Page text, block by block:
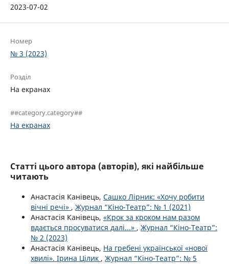
2023-07-02
Номер
№ 3 (2023)
Розділ
На екранах
##category.category##
На екранах
Статті цього автора (авторів), які найбільше
читають
Анастасія Канівець, Сашко Лірник: «Хочу робити
вічні речі» , Журнал “Кіно-Театр”: № 1 (2021)
Анастасія Канівець, «Крок за кроком нам разом
вдається просуватися далі...» , Журнал “Кіно-Театр”:
№ 2 (2023)
Анастасія Канівець, На гребені української «нової
хвилі». Ірина Цілик , Журнал “Кіно-Театр”: № 5